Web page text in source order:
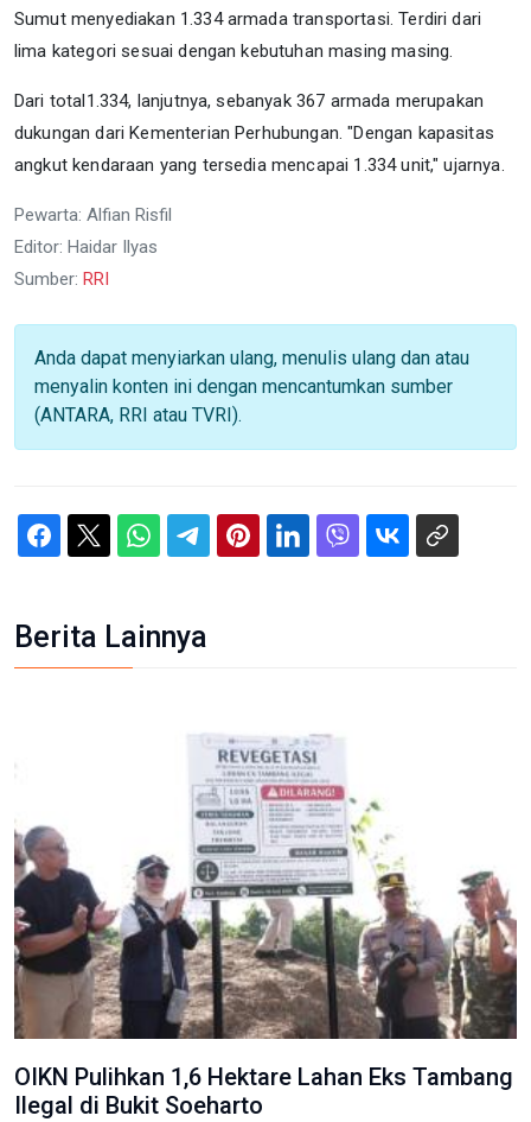
Sumut menyediakan 1.334 armada transportasi. Terdiri dari
lima kategori sesuai dengan kebutuhan masing masing.
Dari total1.334, lanjutnya, sebanyak 367 armada merupakan
dukungan dari Kementerian Perhubungan."Dengan kapasitas
angkut kendaraan yang tersedia mencapai 1.334 unit," ujarnya.
Pewarta: Alfian Risfil
Editor: Haidar Ilyas
Sumber: RRI
Anda dapat menyiarkan ulang, menulis ulang dan atau
menyalin konten ini dengan mencantumkan sumber
(ANTARA, RRI atau TVRI).
Berita Lainnya
OIKN Pulihkan 1,6 Hektare Lahan Eks Tambang
Ilegal di Bukit Soeharto